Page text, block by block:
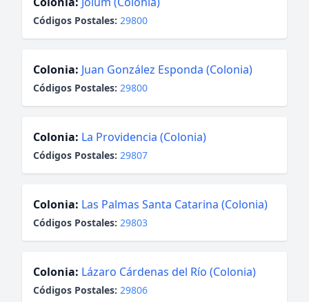
Códigos Postales: 29800
Colonia: Juan González Esponda (Colonia)
Códigos Postales: 29800
Colonia: La Providencia (Colonia)
Códigos Postales: 29807
Colonia: Las Palmas Santa Catarina (Colonia)
Códigos Postales: 29803
Colonia: Lázaro Cárdenas del Río (Colonia)
Códigos Postales: 29806